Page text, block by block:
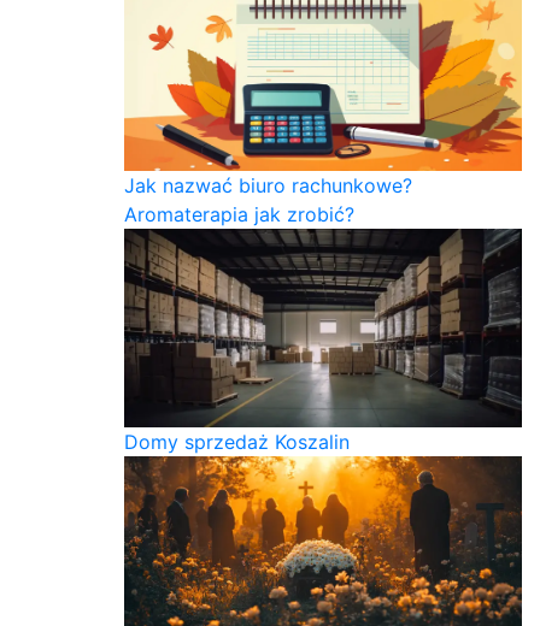
Jak nazwać biuro rachunkowe?
Aromaterapia jak zrobić?
Domy sprzedaż Koszalin